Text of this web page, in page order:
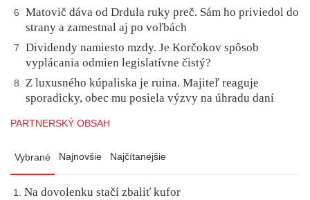
6
Matovič dáva od Drdula ruky preč. Sám ho priviedol do
strany a zamestnal aj po voľbách
7
Dividendy namiesto mzdy. Je Korčokov spôsob
vyplácania odmien legislatívne čistý?
8
Z luxusného kúpaliska je ruina. Majiteľ reaguje
sporadicky, obec mu posiela výzvy na úhradu daní
PARTNERSKÝ OBSAH
Vybrané Najnovšie Najčítanejšie
Na dovolenku stačí zbaliť kufor